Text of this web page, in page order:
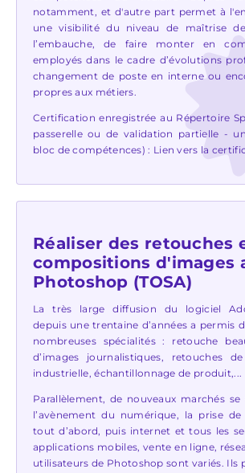
notamment, et d'autre part permet à
une visibilité du niveau de maîtrise
l’embauche, de faire monter en
employés dans le cadre d’évolutions
changement de poste en interne ou
propres aux métiers.
Certification enregistrée au Répertoire
passerelle ou de validation partielle -
bloc de compétences) : Lien vers la
Réaliser des retouches
compositions d'images
Photoshop (TOSA)
La très large diffusion du logiciel
depuis une trentaine d’années a permis
nombreuses spécialités : retouche
d’images journalistiques, retouches
industrielle, échantillonnage de produit,...
Parallèlement, de nouveaux marchés
l’avènement du numérique, la prise
tout d’abord, puis internet et tous les
applications mobiles, vente en ligne,
utilisateurs de Photoshop sont variés. Ils